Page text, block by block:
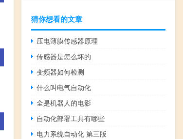
猜你想看的文章
压电薄膜传感器原理
传感器是怎么坏的
变频器如何检测
什么叫电气自动化
全是机器人的电影
自动化部署工具有哪些
电力系统自动化 第三版